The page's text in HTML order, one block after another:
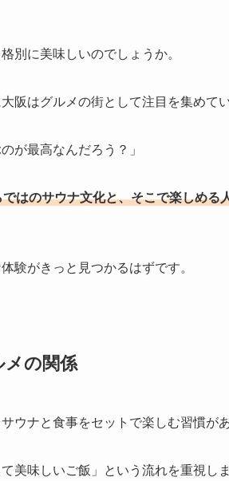
別に美味しいのでしょうか。
阪はグルメの街として注目を集めてい
が最高なんだろう？」
ではのサウナ文化と、そこで楽しめる
験がきっと見つかるはずです。
メの関係
ウナと食事をセットで楽しむ習慣があ
美味しいご飯」という流れを重視しま